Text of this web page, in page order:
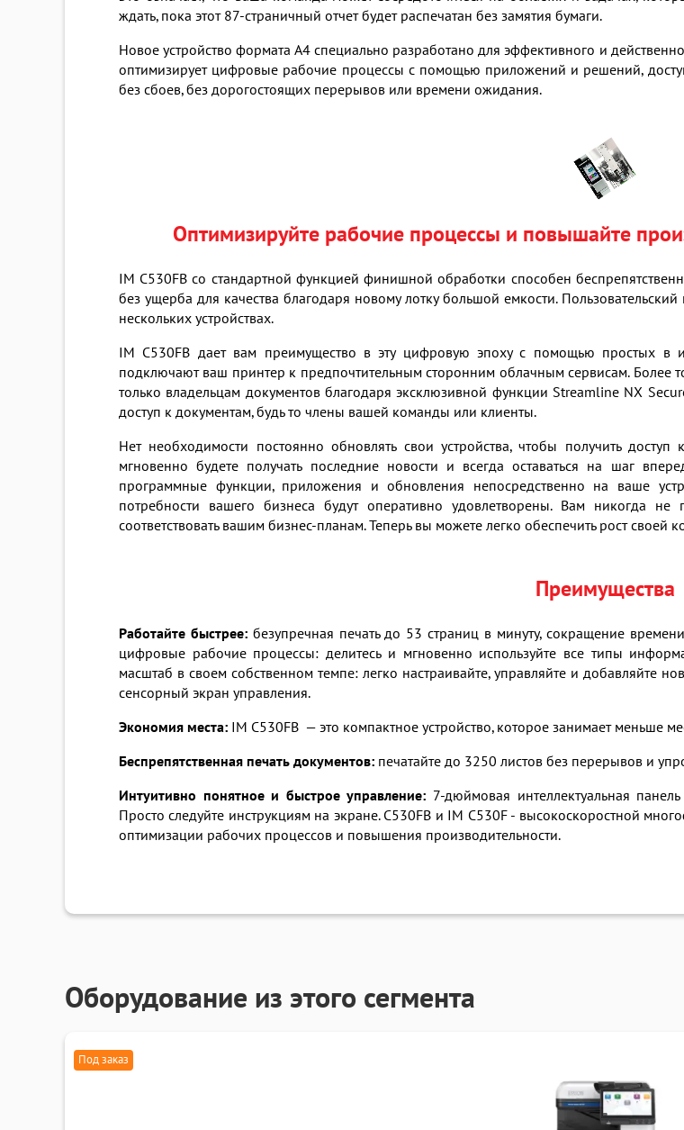
ждать, пока этот 87-страничный отчет будет распечатан без замятия бумаги.
Новое устройство формата A4 специально разработано для эффективного и
оптимизирует цифровые рабочие процессы с помощью приложений и решений,
без сбоев, без дорогостоящих перерывов или времени ожидания.
Оптимизируйте рабочие процессы и повышайте
IM C530FB со стандартной функцией финишной обработки способен
без ущерба для качества благодаря новому лотку большой емкости.
нескольких устройствах.
IM C530FB дает вам преимущество в эту цифровую эпоху с помощью простых в
подключают ваш принтер к предпочтительным сторонним облачным сервисам. Более
только владельцам документов благодаря эксклюзивной функции Streamline NX
доступ к документам, будь то члены вашей команды или клиенты.
Нет необходимости постоянно обновлять свои устройства, чтобы получить
мгновенно будете получать последние новости и всегда оставаться на шаг
программные функции, приложения и обновления непосредственно на ваше
потребности вашего бизнеса будут оперативно удовлетворены. Вам никогда
соответствовать вашим бизнес-планам. Теперь вы можете легко обеспечить рост своей
Преимущества
Работайте быстрее:безупречная печать до 53 страниц в минуту, сокращение
цифровые рабочие процессы: делитесь и мгновенно используйте все типы
масштаб в своем собственном темпе: легко настраивайте, управляйте и добавляйте
сенсорный экран управления.
Экономия места: IM C530FB — это компактное устройство, которое занимает меньше
Беспрепятственная печать документов: печатайте до 3250 листов без перерывов и
Интуитивно понятное и быстрое управление: 7-дюймовая интеллектуальная
Просто следуйте инструкциям на экране. C530FB и IM C530F - высокоскоростной
оптимизации рабочих процессов и повышения производительности.
Оборудование из этого сегмента
Под заказ